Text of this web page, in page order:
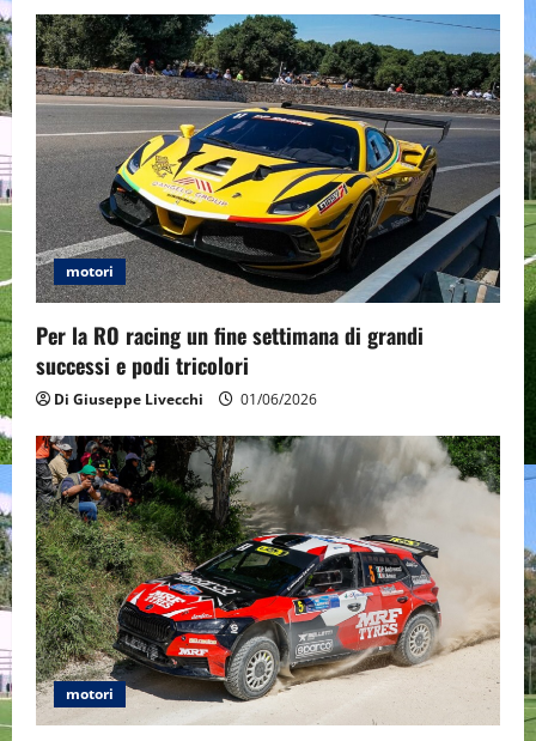
motori
Per la RO racing un fine settimana di grandi
successi e podi tricolori
Di Giuseppe Livecchi 01/06/2026
motori